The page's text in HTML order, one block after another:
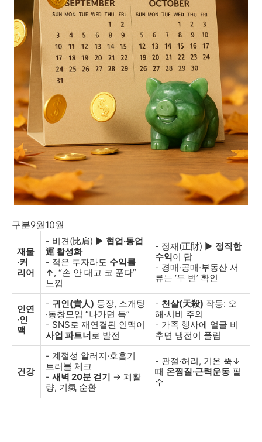
구분9월10월
재물
·커
리어
- 비견(比肩) ▶︎ 협업·동업
運 활성화
- 적은 투자라도 수익률
↑, “손 안 대고 코 푼다”
느낌
- 정재(正財) ▶︎ 정직한
수익이 답
- 경매·공매·부동산 서
류는 ‘두 번’ 확인
인연
·인
맥
- 귀인(貴人) 등장, 소개팅
·동창모임 “나가면 득”
- SNS로 재연결된 인맥이
사업 파트너로 발전
- 천살(天殺) 작동: 오
해·시비 주의
- 가족 행사에 얼굴 비
추면 냉전이 풀림
건강
- 계절성 알러지·호흡기
트러블 체크
- 새벽 20분 걷기 → 폐활
량, 기氣 순환
- 관절·허리, 기온 뚝↓
때 온찜질·근력운동 필
수